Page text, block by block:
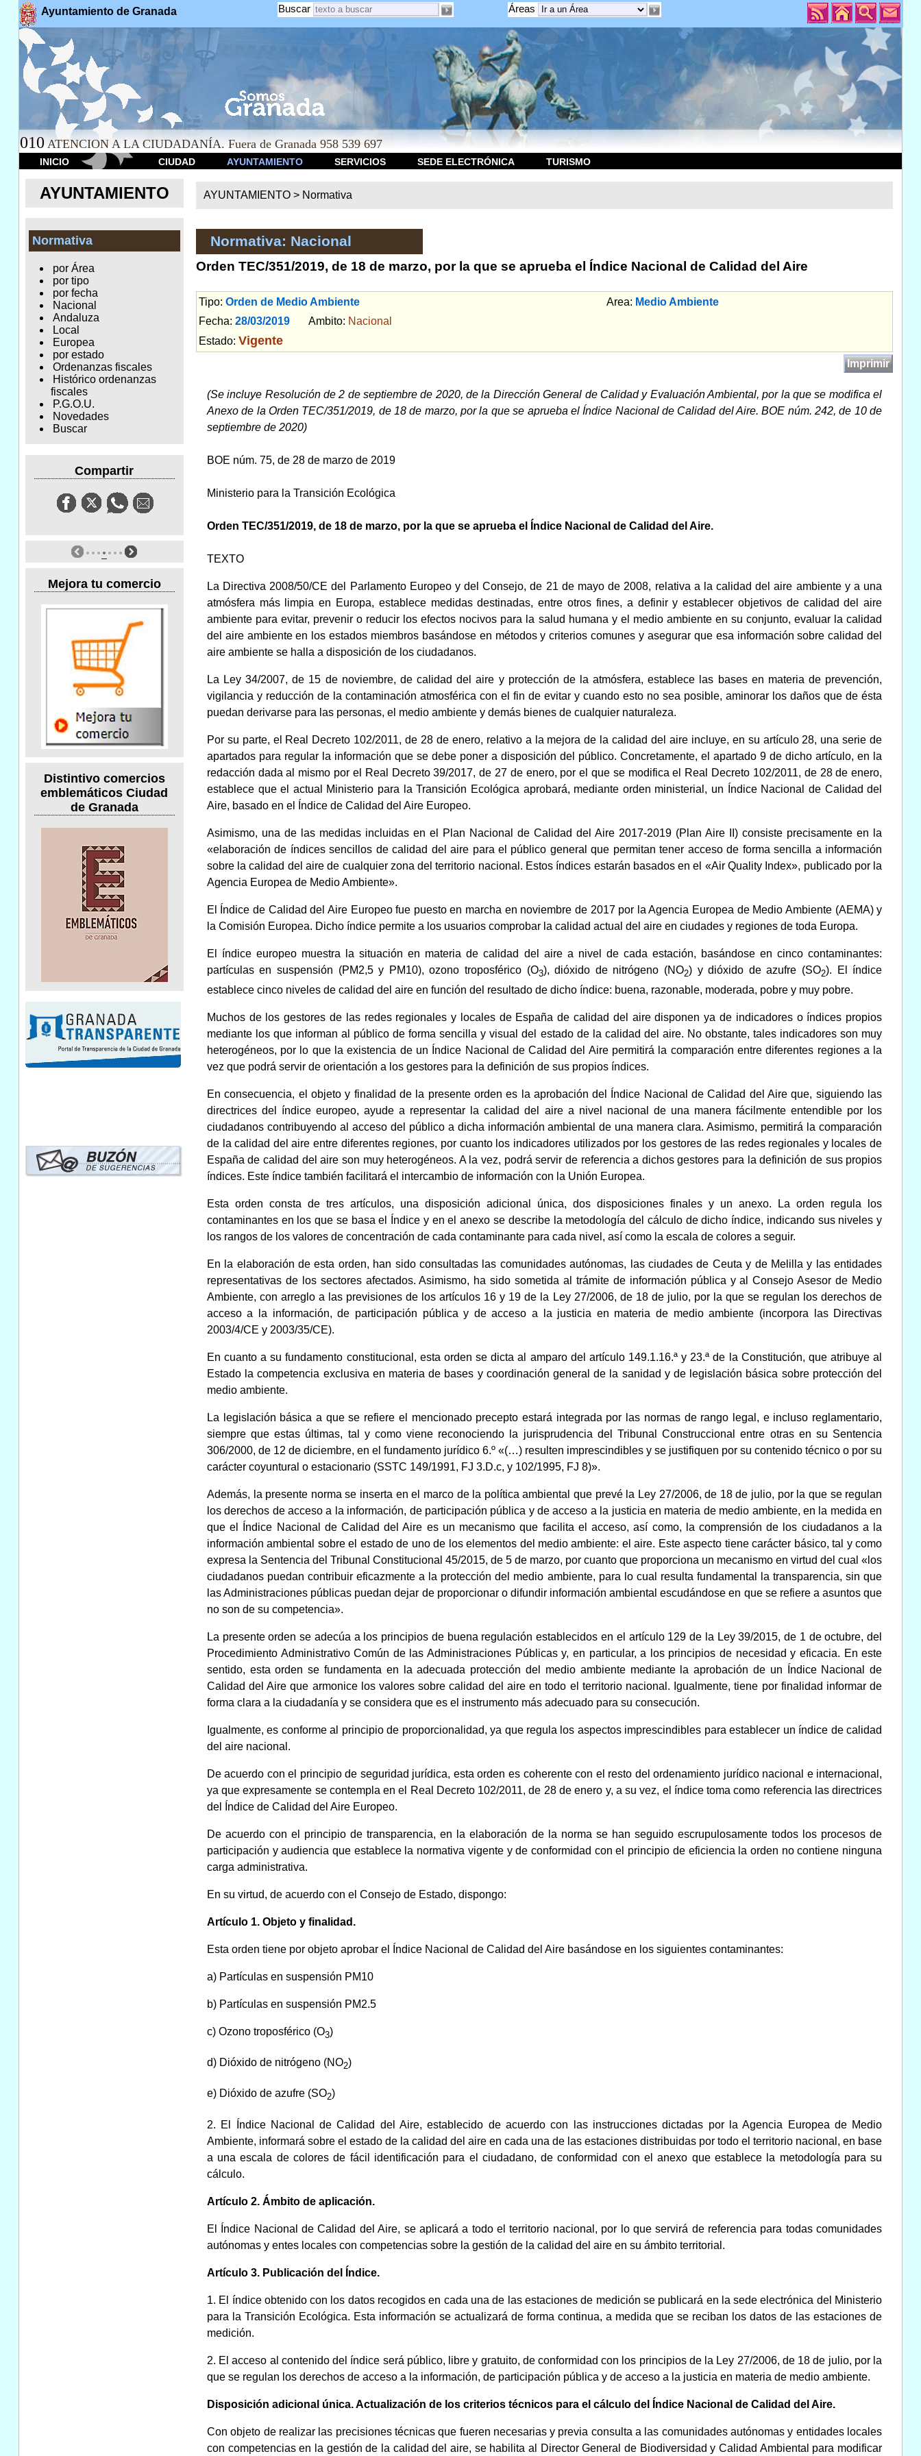
Ayuntamiento de Granada Áreas
Buscar
010 ATENCION A LA CIUDADANÍA. Fuera de Granada 958 539 697
INICIO CIUDAD AYUNTAMIENTO SERVICIOS SEDE ELECTRÓNICA TURISMO
AYUNTAMIENTO
Normativa
por Área
por tipo
por fecha
Nacional
Andaluza
Local
Europea
por estado
Ordenanzas fiscales
Histórico ordenanzas
fiscales
P.G.O.U.
Novedades
Buscar
Compartir
Mejora tu comercio
Distintivo comercios
emblemáticos Ciudad
de Granada
AYUNTAMIENTO > Normativa
Normativa: Nacional
Orden TEC/351/2019, de 18 de marzo, por la que se aprueba el Índice Nacional de Calidad del Aire
Tipo: Orden de Medio Ambiente Area: Medio Ambiente
Fecha: 28/03/2019Ambito: Nacional
Estado: Vigente
Imprimir
(Se incluye Resolución de 2 de septiembre de 2020, de la Dirección General de Calidad y Evaluación Ambiental, por la que se modifica el
Anexo de la Orden TEC/351/2019, de 18 de marzo, por la que se aprueba el Índice Nacional de Calidad del Aire. BOE núm. 242, de 10 de
septiembre de 2020)
BOE núm. 75, de 28 de marzo de 2019
Ministerio para la Transición Ecológica
Orden TEC/351/2019, de 18 de marzo, por la que se aprueba el Índice Nacional de Calidad del Aire.
TEXTO
La Directiva 2008/50/CE del Parlamento Europeo y del Consejo, de 21 de mayo de 2008, relativa a la calidad del aire ambiente y a una
atmósfera más limpia en Europa, establece medidas destinadas, entre otros fines, a definir y establecer objetivos de calidad del aire
ambiente para evitar, prevenir o reducir los efectos nocivos para la salud humana y el medio ambiente en su conjunto, evaluar la calidad
del aire ambiente en los estados miembros basándose en métodos y criterios comunes y asegurar que esa información sobre calidad del
aire ambiente se halla a disposición de los ciudadanos.
La Ley 34/2007, de 15 de noviembre, de calidad del aire y protección de la atmósfera, establece las bases en materia de prevención,
vigilancia y reducción de la contaminación atmosférica con el fin de evitar y cuando esto no sea posible, aminorar los daños que de ésta
puedan derivarse para las personas, el medio ambiente y demás bienes de cualquier naturaleza.
Por su parte, el Real Decreto 102/2011, de 28 de enero, relativo a la mejora de la calidad del aire incluye, en su artículo 28, una serie de
apartados para regular la información que se debe poner a disposición del público. Concretamente, el apartado 9 de dicho artículo, en la
redacción dada al mismo por el Real Decreto 39/2017, de 27 de enero, por el que se modifica el Real Decreto 102/2011, de 28 de enero,
establece que el actual Ministerio para la Transición Ecológica aprobará, mediante orden ministerial, un Índice Nacional de Calidad del
Aire, basado en el Índice de Calidad del Aire Europeo.
Asimismo, una de las medidas incluidas en el Plan Nacional de Calidad del Aire 2017-2019 (Plan Aire II) consiste precisamente en la
«elaboración de índices sencillos de calidad del aire para el público general que permitan tener acceso de forma sencilla a información
sobre la calidad del aire de cualquier zona del territorio nacional. Estos índices estarán basados en el «Air Quality Index», publicado por la
Agencia Europea de Medio Ambiente».
El Índice de Calidad del Aire Europeo fue puesto en marcha en noviembre de 2017 por la Agencia Europea de Medio Ambiente (AEMA) y
la Comisión Europea. Dicho índice permite a los usuarios comprobar la calidad actual del aire en ciudades y regiones de toda Europa.
El índice europeo muestra la situación en materia de calidad del aire a nivel de cada estación, basándose en cinco contaminantes:
partículas en suspensión (PM2,5 y PM10), ozono troposférico (O3), dióxido de nitrógeno (NO2) y dióxido de azufre (SO2). El índice
establece cinco niveles de calidad del aire en función del resultado de dicho índice: buena, razonable, moderada, pobre y muy pobre.
Muchos de los gestores de las redes regionales y locales de España de calidad del aire disponen ya de indicadores o índices propios
mediante los que informan al público de forma sencilla y visual del estado de la calidad del aire. No obstante, tales indicadores son muy
heterogéneos, por lo que la existencia de un Índice Nacional de Calidad del Aire permitirá la comparación entre diferentes regiones a la
vez que podrá servir de orientación a los gestores para la definición de sus propios índices.
En consecuencia, el objeto y finalidad de la presente orden es la aprobación del Índice Nacional de Calidad del Aire que, siguiendo las
directrices del índice europeo, ayude a representar la calidad del aire a nivel nacional de una manera fácilmente entendible por los
ciudadanos contribuyendo al acceso del público a dicha información ambiental de una manera clara. Asimismo, permitirá la comparación
de la calidad del aire entre diferentes regiones, por cuanto los indicadores utilizados por los gestores de las redes regionales y locales de
España de calidad del aire son muy heterogéneos. A la vez, podrá servir de referencia a dichos gestores para la definición de sus propios
índices. Este índice también facilitará el intercambio de información con la Unión Europea.
Esta orden consta de tres artículos, una disposición adicional única, dos disposiciones finales y un anexo. La orden regula los
contaminantes en los que se basa el Índice y en el anexo se describe la metodología del cálculo de dicho índice, indicando sus niveles y
los rangos de los valores de concentración de cada contaminante para cada nivel, así como la escala de colores a seguir.
En la elaboración de esta orden, han sido consultadas las comunidades autónomas, las ciudades de Ceuta y de Melilla y las entidades
representativas de los sectores afectados. Asimismo, ha sido sometida al trámite de información pública y al Consejo Asesor de Medio
Ambiente, con arreglo a las previsiones de los artículos 16 y 19 de la Ley 27/2006, de 18 de julio, por la que se regulan los derechos de
acceso a la información, de participación pública y de acceso a la justicia en materia de medio ambiente (incorpora las Directivas
2003/4/CE y 2003/35/CE).
En cuanto a su fundamento constitucional, esta orden se dicta al amparo del artículo 149.1.16.ª y 23.ª de la Constitución, que atribuye al
Estado la competencia exclusiva en materia de bases y coordinación general de la sanidad y de legislación básica sobre protección del
medio ambiente.
La legislación básica a que se refiere el mencionado precepto estará integrada por las normas de rango legal, e incluso reglamentario,
siempre que estas últimas, tal y como viene reconociendo la jurisprudencia del Tribunal Construccional entre otras en su Sentencia
306/2000, de 12 de diciembre, en el fundamento jurídico 6.º «(…) resulten imprescindibles y se justifiquen por su contenido técnico o por su
carácter coyuntural o estacionario (SSTC 149/1991, FJ 3.D.c, y 102/1995, FJ 8)».
Además, la presente norma se inserta en el marco de la política ambiental que prevé la Ley 27/2006, de 18 de julio, por la que se regulan
los derechos de acceso a la información, de participación pública y de acceso a la justicia en materia de medio ambiente, en la medida en
que el Índice Nacional de Calidad del Aire es un mecanismo que facilita el acceso, así como, la comprensión de los ciudadanos a la
información ambiental sobre el estado de uno de los elementos del medio ambiente: el aire. Este aspecto tiene carácter básico, tal y como
expresa la Sentencia del Tribunal Constitucional 45/2015, de 5 de marzo, por cuanto que proporciona un mecanismo en virtud del cual «los
ciudadanos puedan contribuir eficazmente a la protección del medio ambiente, para lo cual resulta fundamental la transparencia, sin que
las Administraciones públicas puedan dejar de proporcionar o difundir información ambiental escudándose en que se refiere a asuntos que
no son de su competencia».
La presente orden se adecúa a los principios de buena regulación establecidos en el artículo 129 de la Ley 39/2015, de 1 de octubre, del
Procedimiento Administrativo Común de las Administraciones Públicas y, en particular, a los principios de necesidad y eficacia. En este
sentido, esta orden se fundamenta en la adecuada protección del medio ambiente mediante la aprobación de un Índice Nacional de
Calidad del Aire que armonice los valores sobre calidad del aire en todo el territorio nacional. Igualmente, tiene por finalidad informar de
forma clara a la ciudadanía y se considera que es el instrumento más adecuado para su consecución.
Igualmente, es conforme al principio de proporcionalidad, ya que regula los aspectos imprescindibles para establecer un índice de calidad
del aire nacional.
De acuerdo con el principio de seguridad jurídica, esta orden es coherente con el resto del ordenamiento jurídico nacional e internacional,
ya que expresamente se contempla en el Real Decreto 102/2011, de 28 de enero y, a su vez, el índice toma como referencia las directrices
del Índice de Calidad del Aire Europeo.
De acuerdo con el principio de transparencia, en la elaboración de la norma se han seguido escrupulosamente todos los procesos de
participación y audiencia que establece la normativa vigente y de conformidad con el principio de eficiencia la orden no contiene ninguna
carga administrativa.
En su virtud, de acuerdo con el Consejo de Estado, dispongo:
Artículo 1. Objeto y finalidad.
Esta orden tiene por objeto aprobar el Índice Nacional de Calidad del Aire basándose en los siguientes contaminantes:
a) Partículas en suspensión PM10
b) Partículas en suspensión PM2.5
c) Ozono troposférico (O3)
d) Dióxido de nitrógeno (NO2)
e) Dióxido de azufre (SO2)
2. El Índice Nacional de Calidad del Aire, establecido de acuerdo con las instrucciones dictadas por la Agencia Europea de Medio
Ambiente, informará sobre el estado de la calidad del aire en cada una de las estaciones distribuidas por todo el territorio nacional, en base
a una escala de colores de fácil identificación para el ciudadano, de conformidad con el anexo que establece la metodología para su
cálculo.
Artículo 2. Ámbito de aplicación.
El Índice Nacional de Calidad del Aire, se aplicará a todo el territorio nacional, por lo que servirá de referencia para todas comunidades
autónomas y entes locales con competencias sobre la gestión de la calidad del aire en su ámbito territorial.
Artículo 3. Publicación del Índice.
1. El índice obtenido con los datos recogidos en cada una de las estaciones de medición se publicará en la sede electrónica del Ministerio
para la Transición Ecológica. Esta información se actualizará de forma continua, a medida que se reciban los datos de las estaciones de
medición.
2. El acceso al contenido del índice será público, libre y gratuito, de conformidad con los principios de la Ley 27/2006, de 18 de julio, por la
que se regulan los derechos de acceso a la información, de participación pública y de acceso a la justicia en materia de medio ambiente.
Disposición adicional única. Actualización de los criterios técnicos para el cálculo del Índice Nacional de Calidad del Aire.
Con objeto de realizar las precisiones técnicas que fueren necesarias y previa consulta a las comunidades autónomas y entidades locales
con competencias en la gestión de la calidad del aire, se habilita al Director General de Biodiversidad y Calidad Ambiental para modificar